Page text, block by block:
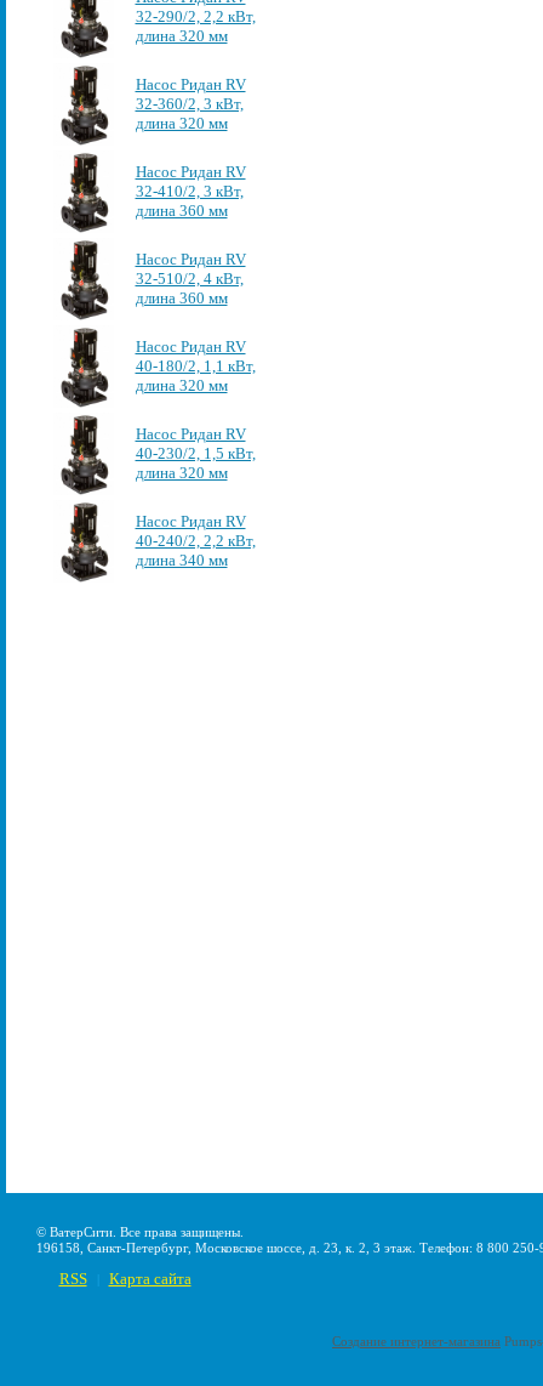
32-290/2, 2,2 кВт,
длина 320 мм
Насос Ридан RV
32-360/2, 3 кВт,
длина 320 мм
Насос Ридан RV
32-410/2, 3 кВт,
длина 360 мм
Насос Ридан RV
32-510/2, 4 кВт,
длина 360 мм
Насос Ридан RV
40-180/2, 1,1 кВт,
длина 320 мм
Насос Ридан RV
40-230/2, 1,5 кВт,
длина 320 мм
Насос Ридан RV
40-240/2, 2,2 кВт,
длина 340 мм
© ВатерСити. Все права защищены.
196158, Санкт-Петербург, Московское шоссе, д. 23, к. 2, 3 этаж. Телефон: 8 800
RSS Карта сайта
Создание интернет-магазина